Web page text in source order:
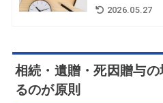
2026.05.27
相続・遺贈・死因贈与
るのが原則